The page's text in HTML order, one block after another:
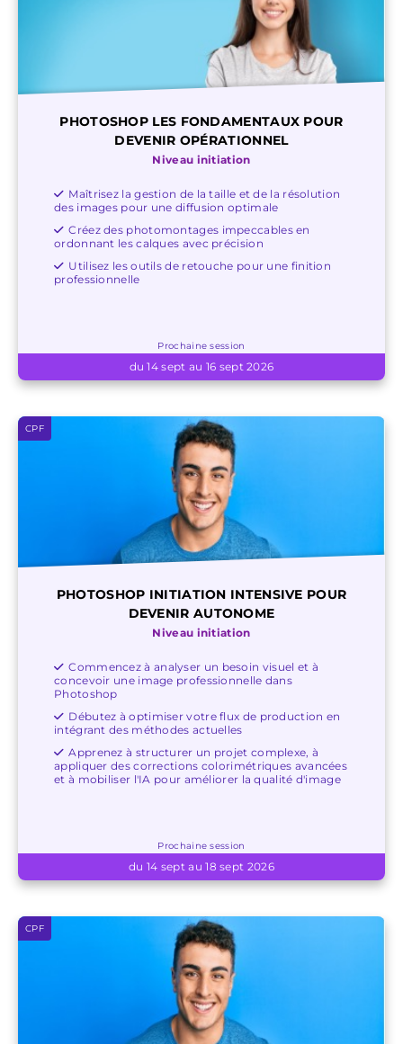
PHOTOSHOP LES FONDAMENTAUX POUR
DEVENIR OPÉRATIONNEL
Niveau initiation
Maîtrisez la gestion de la taille et de la résolution
des images pour une diffusion optimale
Créez des photomontages impeccables en
ordonnant les calques avec précision
Utilisez les outils de retouche pour une finition
professionnelle
Prochaine session
du 14 sept au 16 sept 2026
CPF
PHOTOSHOP INITIATION INTENSIVE POUR
DEVENIR AUTONOME
Niveau initiation
Commencez à analyser un besoin visuel et à
concevoir une image professionnelle dans
Photoshop
Débutez à optimiser votre flux de production en
intégrant des méthodes actuelles
Apprenez à structurer un projet complexe, à
appliquer des corrections colorimétriques avancées
et à mobiliser l'IA pour améliorer la qualité d'image
Prochaine session
du 14 sept au 18 sept 2026
CPF